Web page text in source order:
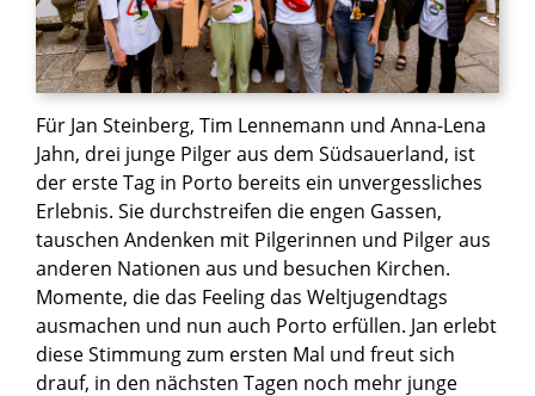
Für Jan Steinberg, Tim Lennemann und Anna-Lena
Jahn, drei junge Pilger aus dem Südsauerland, ist
der erste Tag in Porto bereits ein unvergessliches
Erlebnis. Sie durchstreifen die engen Gassen,
tauschen Andenken mit Pilgerinnen und Pilger aus
anderen Nationen aus und besuchen Kirchen.
Momente, die das Feeling das Weltjugendtags
ausmachen und nun auch Porto erfüllen. Jan erlebt
diese Stimmung zum ersten Mal und freut sich
drauf, in den nächsten Tagen noch mehr junge